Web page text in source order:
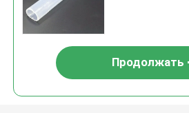
Продолжать